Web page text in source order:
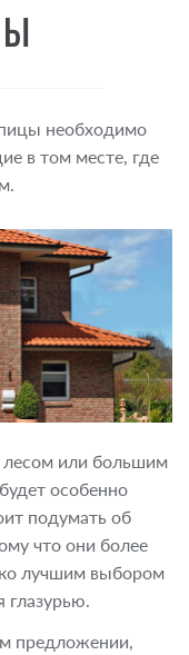
необходимо
в том месте, где
лесом или большим
особенно
подумать об
что они более
лучшим выбором
глазурью.
предложении,